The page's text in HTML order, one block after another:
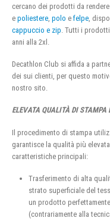
cercano dei prodotti da
e poliestere polo e felpe ,
cappuccio e zip . Tutti i
anni alla 2xl.
Decathlon Club si affida a
dei sui clienti, per questo
nostro sito.
ELEVATA QUALITÀ DI
Il procedimento di stampa
garantisce la qualità più
caratteristiche principali:
Trasferimento di alta
strato superficiale del
un prodotto
(contrariamente alla